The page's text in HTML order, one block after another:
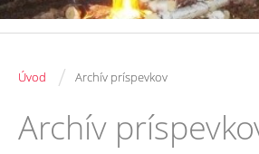
Úvod / Archív príspevkov
Archív